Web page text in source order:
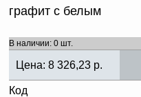
графит с белым
В наличии: 0 шт.
Цена: 8 326,23 р.
Код